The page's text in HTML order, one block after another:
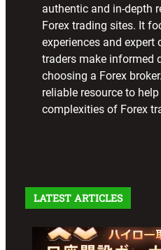
authentic and in-depth
Forex trading sites. It
experiences and expert
traders make informed
choosing a Forex
reliable resource to
complexities of Forex
LATEST ARTICLES